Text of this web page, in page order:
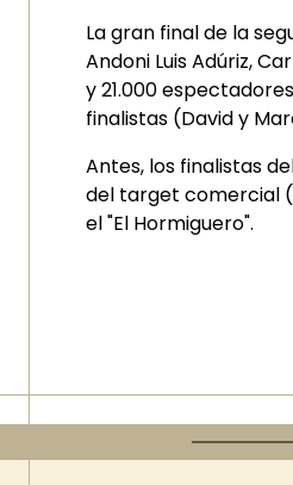
La gran final de la
Andoni Luis Adúriz,
y 21.000
finalistas (David y
Antes, los finalistas
del target comercial
el "El Hormiguero".